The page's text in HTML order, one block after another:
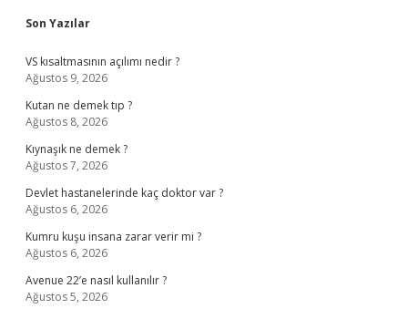
Sidebar
Son Yazılar
VS kısaltmasının açılımı nedir ?
Ağustos 9, 2026
Kutan ne demek tıp ?
Ağustos 8, 2026
Kıynaşık ne demek ?
Ağustos 7, 2026
Devlet hastanelerinde kaç doktor var ?
Ağustos 6, 2026
Kumru kuşu insana zarar verir mi ?
Ağustos 6, 2026
Avenue 22’e nasıl kullanılır ?
Ağustos 5, 2026